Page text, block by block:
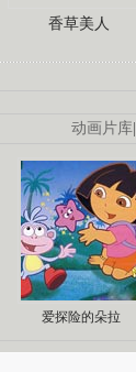
香草美人
动画片库|
爱探险的朵拉